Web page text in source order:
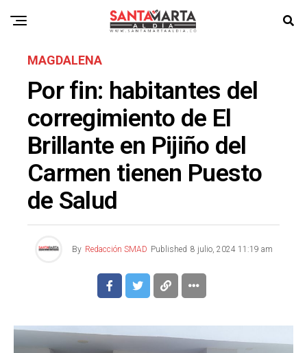
MAGDALENA
Por fin: habitantes del
corregimiento de El
Brillante en Pijiño del
Carmen tienen Puesto
de Salud
By Redacción SMAD Published 8 julio, 2024 11:19 am